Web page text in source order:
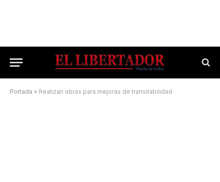
Portada » Realizan obras para mejoras de transitabilidad